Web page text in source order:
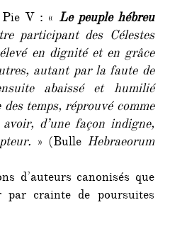
Pie V : « Le peuple hébreu
participant des Célestes
en dignité et en grâce
autant par la faute de
abaissé et humilié
temps, réprouvé comme
d’une façon indigne,
» (Bulle Hebraeorum
d’auteurs canonisés que
par crainte de poursuites